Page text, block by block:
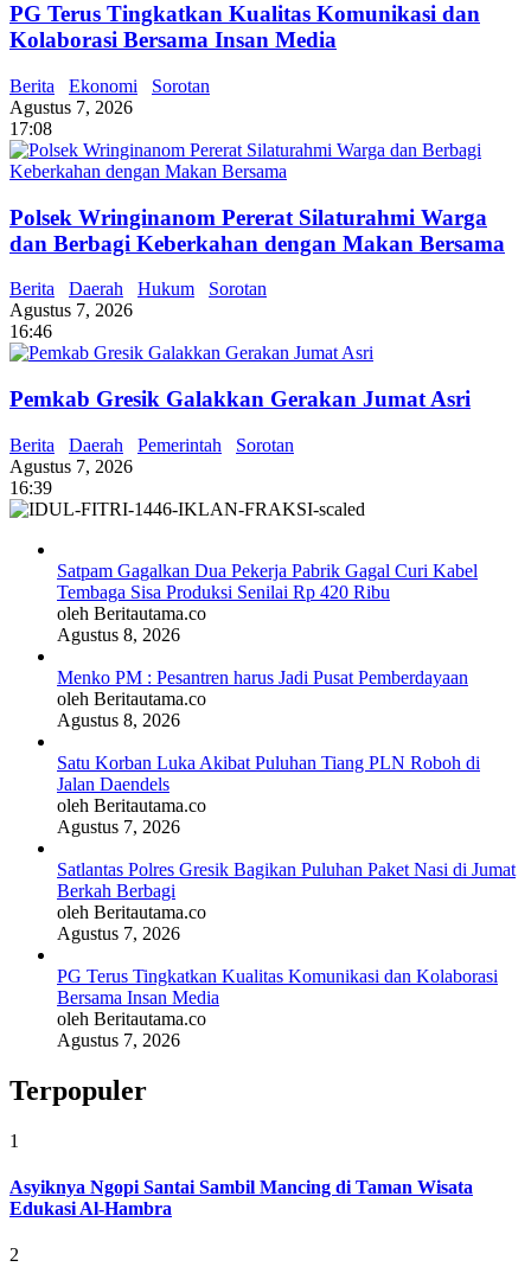
PG Terus Tingkatkan Kualitas Komunikasi dan
Kolaborasi Bersama Insan Media
Berita Ekonomi
Sorotan
Agustus 7, 2026
17:08
Polsek Wringinanom Pererat Silaturahmi Warga
dan Berbagi Keberkahan dengan Makan Bersama
Berita Daerah Hukum
Sorotan
Agustus 7, 2026
16:46
Pemkab Gresik Galakkan Gerakan Jumat Asri
Berita Daerah Pemerintah
Sorotan
Agustus 7, 2026
16:39
Satpam Gagalkan Dua Pekerja Pabrik Gagal Curi Kabel
Tembaga Sisa Produksi Senilai Rp 420 Ribu
oleh Beritautama.co
Agustus 8, 2026
Menko PM : Pesantren harus Jadi Pusat Pemberdayaan
oleh Beritautama.co
Agustus 8, 2026
Satu Korban Luka Akibat Puluhan Tiang PLN Roboh di
Jalan Daendels
oleh Beritautama.co
Agustus 7, 2026
Satlantas Polres Gresik Bagikan Puluhan Paket Nasi di Jumat
Berkah Berbagi
oleh Beritautama.co
Agustus 7, 2026
PG Terus Tingkatkan Kualitas Komunikasi dan Kolaborasi
Bersama Insan Media
oleh Beritautama.co
Agustus 7, 2026
Terpopuler
1
Asyiknya Ngopi Santai Sambil Mancing di Taman Wisata
Edukasi Al-Hambra
2